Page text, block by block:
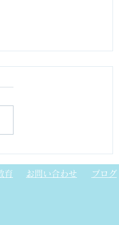
るまのテクノロジー展
NAGOYA（愛知国際
育 ブログ
お問い合わせ